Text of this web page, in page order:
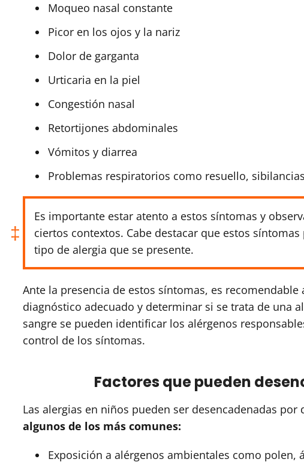
Moqueo nasal constante
Picor en los ojos y la nariz
Dolor de garganta
Urticaria en la piel
Congestión nasal
Retortijones abdominales
Vómitos y diarrea
Problemas respiratorios como resuello,
Es importante estar atento a estos síntomas y
ciertos contextos. Cabe destacar que estos
tipo de alergia que se presente.
Ante la presencia de estos síntomas, es
diagnóstico adecuado y determinar si se trata de una
sangre se pueden identificar los alérgenos
control de los síntomas.
Factores que pueden
Las alergias en niños pueden ser desencadenadas por
algunos de los más comunes:
Exposición a alérgenos ambientales como polen,